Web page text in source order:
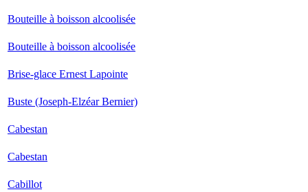
Bouteille à boisson alcoolisée
Bouteille à boisson alcoolisée
Brise-glace Ernest Lapointe
Buste (Joseph-Elzéar Bernier)
Cabestan
Cabestan
Cabillot